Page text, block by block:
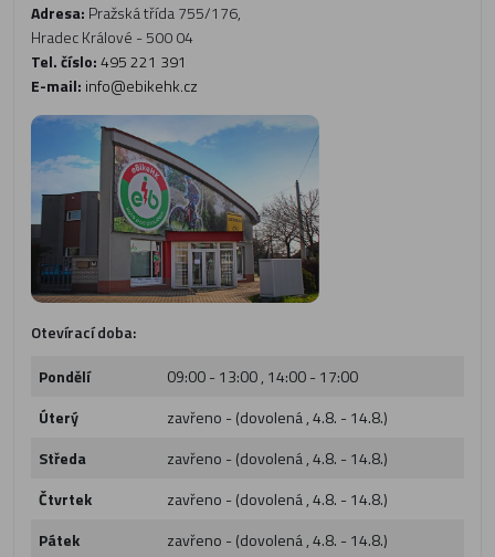
Adresa: Pražská třída 755/176,
Hradec Králové - 500 04
Tel. číslo:495 221 391
E-mail: info@ebikehk.cz
Otevírací doba:
Pondělí
09:00 - 13:00 , 14:00 - 17:00
Úterý
zavřeno - (dovolená , 4.8. - 14.8.)
Středa
zavřeno - (dovolená , 4.8. - 14.8.)
Čtvrtek
zavřeno - (dovolená , 4.8. - 14.8.)
Pátek
zavřeno - (dovolená , 4.8. - 14.8.)